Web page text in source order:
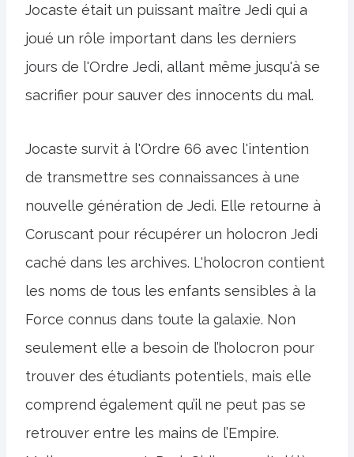
Jocaste était un puissant maître Jedi qui a
joué un rôle important dans les derniers
jours de l'Ordre Jedi, allant même jusqu'à se
sacrifier pour sauver des innocents du mal.
Jocaste survit à l'Ordre 66 avec l'intention
de transmettre ses connaissances à une
nouvelle génération de Jedi. Elle retourne à
Coruscant pour récupérer un holocron Jedi
caché dans les archives. L'holocron contient
les noms de tous les enfants sensibles à la
Force connus dans toute la galaxie. Non
seulement elle a besoin de l’holocron pour
trouver des étudiants potentiels, mais elle
comprend également qu’il ne peut pas se
retrouver entre les mains de l’Empire.